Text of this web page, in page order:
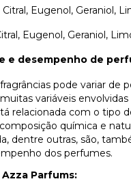
Citral, Eugenol, Geraniol,
Eugenol, Geraniol,
e desempenho de
pode variar de
variáveis
relacionada com o tipo
química e
dentre outras, são,
dos perfumes.
Parfums: